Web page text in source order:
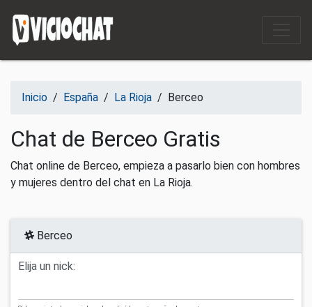
Inicio / España / La Rioja / Berceo
Chat de Berceo Gratis
Chat online de Berceo, empieza a pasarlo bien con hombres
y mujeres dentro del chat en La Rioja.
Berceo
Elija un nick: